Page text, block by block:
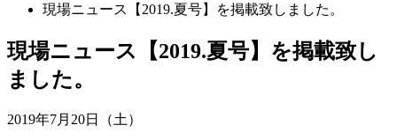
現場ニュース【2019.夏号】を掲載致しました。
現場ニュース【2019.夏号】を掲載致し
ました。
2019年7月20日（土）